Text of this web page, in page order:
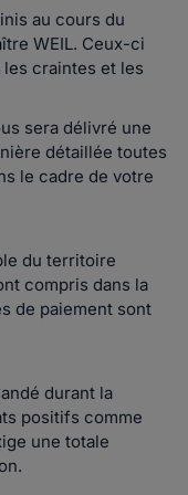
au cours du
WEIL. Ceux-ci
craintes et les
sera délivré une
détaillée toutes
le cadre de votre
du territoire
compris dans la
de paiement sont
durant la
positifs comme
une totale